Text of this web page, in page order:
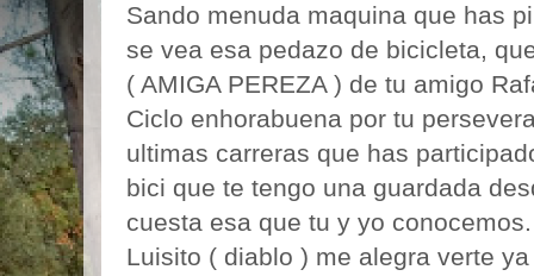
Sando menuda maquina que has
se vea esa pedazo de bicicleta,
( AMIGA PEREZA ) de tu amigo
Ciclo enhorabuena por tu
ultimas carreras que has
bici que te tengo una guardada
cuesta esa que tu y yo conocemos.
Luisito ( diablo ) me alegra verte